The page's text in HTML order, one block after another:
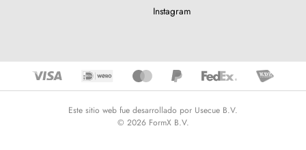
Instagram
Este sitio web fue desarrollado por Usecue B.V.
© 2026 FormX B.V.